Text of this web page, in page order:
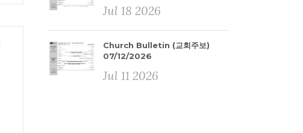
Jul 18 2026
Church Bulletin (교회주보)
07/12/2026
Jul 11 2026